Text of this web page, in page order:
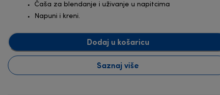
Čaša za blendanje i uživanje u napitcima
Napuni i kreni.
Dodaj u košaricu
Saznaj više